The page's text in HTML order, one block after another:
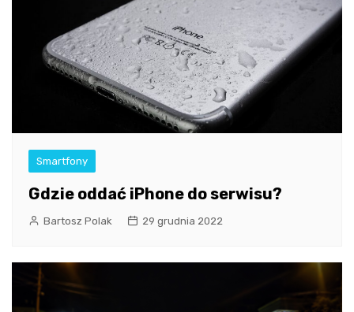
Smartfony
Gdzie oddać iPhone do serwisu?
Bartosz Polak 29 grudnia 2022